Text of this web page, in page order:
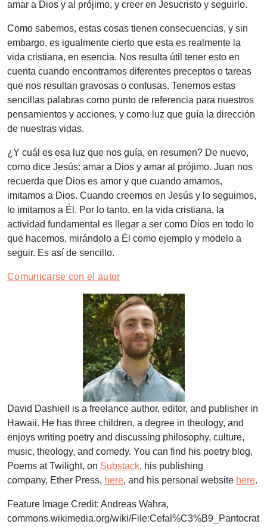
amar a Dios y al prójimo, y creer en Jesucristo y seguirlo.
Como sabemos, estas cosas tienen consecuencias, y sin
embargo, es igualmente cierto que esta es realmente la
vida cristiana, en esencia. Nos resulta útil tener esto en
cuenta cuando encontramos diferentes preceptos o tareas
que nos resultan gravosas o confusas. Tenemos estas
sencillas palabras como punto de referencia para nuestros
pensamientos y acciones, y como luz que guía la dirección
de nuestras vidas.
¿Y cuál es esa luz que nos guía, en resumen? De nuevo,
como dice Jesús: amar a Dios y amar al prójimo. Juan nos
recuerda que Dios es amor y que cuando amamos,
imitamos a Dios. Cuando creemos en Jesús y lo seguimos,
lo imitamos a Él. Por lo tanto, en la vida cristiana, la
actividad fundamental es llegar a ser como Dios en todo lo
que hacemos, mirándolo a Él como ejemplo y modelo a
seguir. Es así de sencillo.
Comunicarse con el autor
David Dashiell is a freelance author, editor, and publisher in
Hawaii. He has three children, a degree in theology, and
enjoys writing poetry and discussing philosophy, culture,
music, theology, and comedy. You can find his poetry blog,
Poems at Twilight, on Substack, his publishing
company, Ether Press, here, and his personal website here.
Feature Image Credit: Andreas Wahra,
commons.wikimedia.org/wiki/File:Cefal%C3%B9_Pantocrat